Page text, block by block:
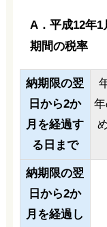
A．平成12年1
期間の税率
納期限の翌
日から2か
月を経過す
る日まで
納期限の翌
日から2か
月を経過し